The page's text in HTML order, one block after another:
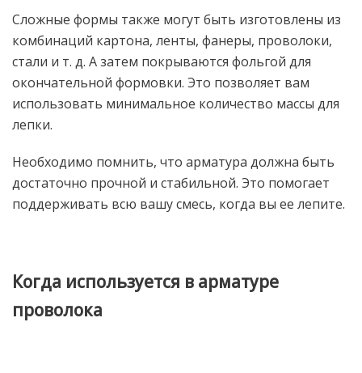
Сложные формы также могут быть изготовлены из
комбинаций картона, ленты, фанеры, проволоки,
стали и т. д. А затем покрываются фольгой для
окончательной формовки. Это позволяет вам
использовать минимальное количество массы для
лепки.
Необходимо помнить, что арматура должна быть
достаточно прочной и стабильной. Это помогает
поддерживать всю вашу смесь, когда вы ее лепите.
Когда используется в арматуре
проволока